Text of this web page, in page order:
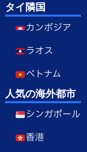
タイ隣国
カンボジア
ラオス
ベトナム
人気の海外都市
シンガポール
香港